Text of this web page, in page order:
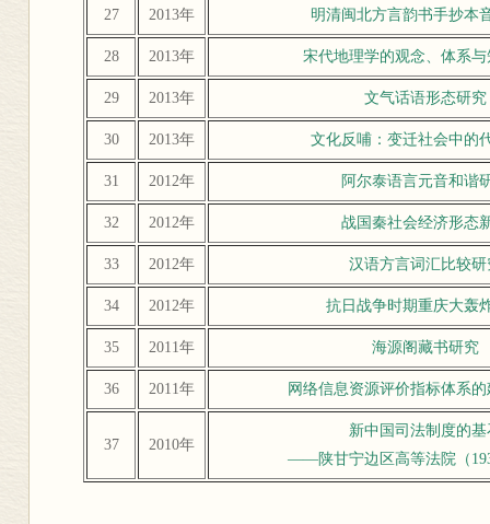
27 2013年 明清闽北方言韵书手抄本
28 2013年 宋代地理学的观念、体系
29 2013年 文气话语形态研究
30 2013年 文化反哺：变迁社会中的
31 2012年 阿尔泰语言元音和谐
32 2012年 战国秦社会经济形态
33 2012年 汉语方言词汇比较研
34 2012年 抗日战争时期重庆大轰
35 2011年 海源阁藏书研究
36 2011年 网络信息资源评价指标体系
37 2010年
新中国司法制度的基
——陕甘宁边区高等法院（